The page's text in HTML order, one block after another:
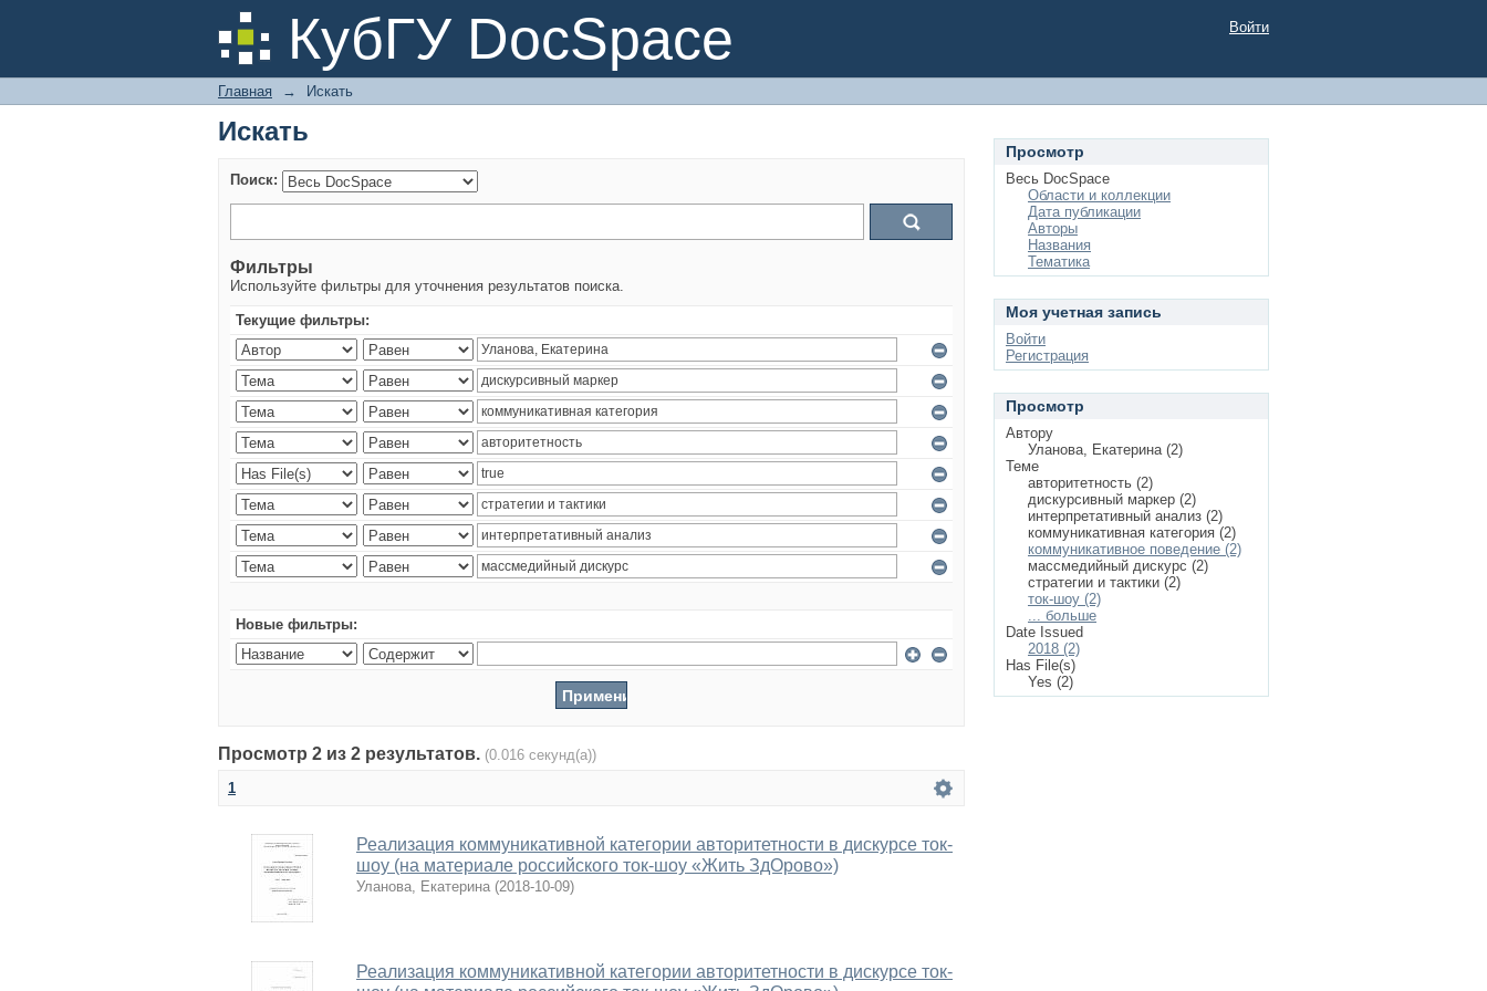
КубГУ DocSpace
Искать Войти
Главная → Искать
Искать
Поиск:
Фильтры
Используйте фильтры для уточнения результатов поиска.
Текущие фильтры:
Новые фильтры:
Просмотр 2 из 2 результатов. (0.016 секунд(а))
1
Реализация коммуникативной категории авторитетности в дискурсе ток-
шоу (на материале российского ток-шоу «Жить ЗдОрово»)
Уланова, Екатерина (2018-10-09)
Реализация коммуникативной категории авторитетности в дискурсе ток-
Просмотр
Весь DocSpace
Области и коллекции
Дата публикации
Авторы
Названия
Тематика
Моя учетная запись
Войти
Регистрация
Просмотр
Автору
Уланова, Екатерина (2)
Теме
авторитетность (2)
дискурсивный маркер (2)
интерпретативный анализ (2)
коммуникативная категория (2)
коммуникативное поведение (2)
массмедийный дискурс (2)
стратегии и тактики (2)
ток-шоу (2)
... больше
Date Issued
2018 (2)
Has File(s)
Yes (2)